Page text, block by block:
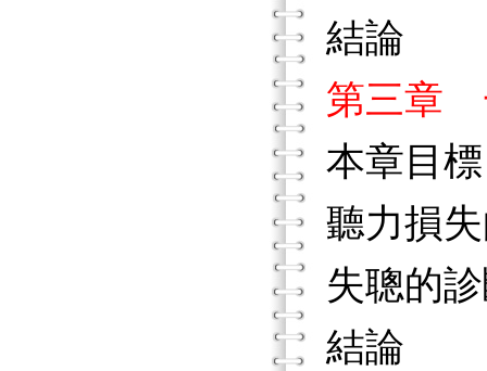
結論
第三章
本章目標
聽力損
失聰的
結論